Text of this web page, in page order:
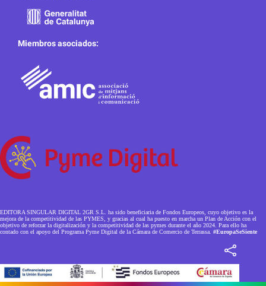
Miembros asociados:
EDITORA SINGULAR DIGITAL 2GR S.L. ha sido beneficiaria de Fondos Europeos, cuyo objetivo es la
mejora de la competitividad de las PYMES, y gracias al cual ha puesto en marcha un Plan de Acción con el
objetivo de reforzar la digitalización y la competitividad de las pymes durante el año 2024. Para ello ha
contado con el apoyo del Programa Pyme Digital de la Cámara de Comercio de Terrassa. #EuropaSeSiente